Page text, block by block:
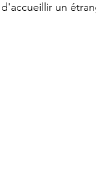
un